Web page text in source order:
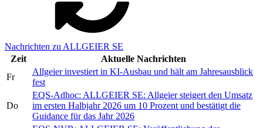
Nachrichten zu ALLGEIER SE
Zeit
Aktuelle Nachrichten
Fr
Allgeier investiert in KI-Ausbau und hält am Jahresausblick
fest
Do
EQS-Adhoc: ALLGEIER SE: Allgeier steigert den Umsatz
im ersten Halbjahr 2026 um 10 Prozent und bestätigt die
Guidance für das Jahr 2026